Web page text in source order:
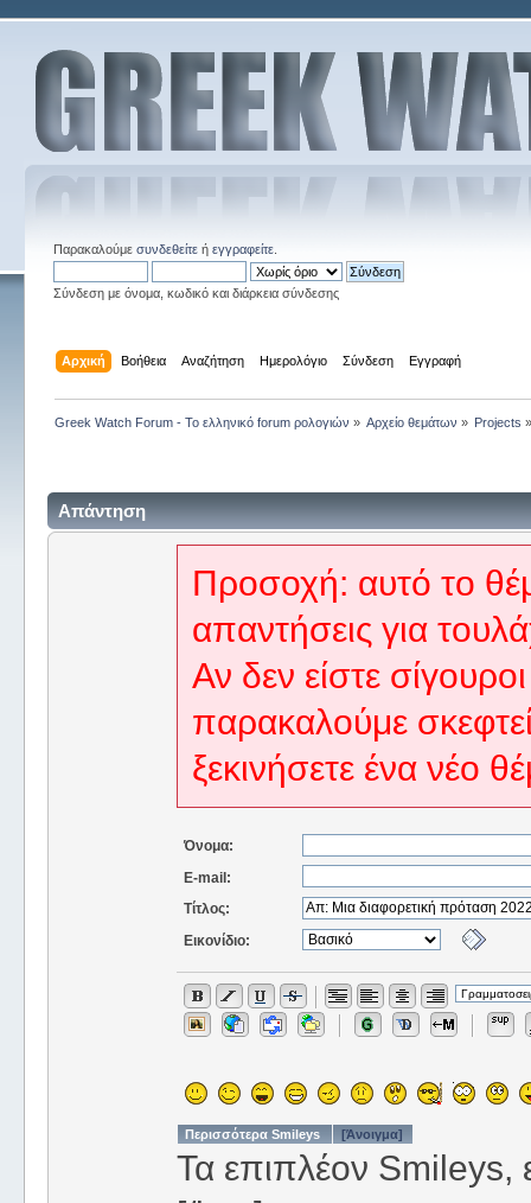
Παρακαλούμε συνδεθείτεή εγγραφείτε.
Σύνδεση με όνομα, κωδικό και διάρκεια σύνδεσης
Αρχική Βοήθεια Αναζήτηση Ημερολόγιο Σύνδεση Εγγραφή
Greek Watch Forum - Το ελληνικό forum ρολογιών » Αρχείο θεμάτων » Projects
Απάντηση
Προσοχή: αυτό το
απαντήσεις για
Αν δεν είστε
παρακαλούμε
ξεκινήσετε ένα νέο
Όνομα:
E-mail:
Τίτλος:
Εικονίδιο:
Περισσότερα Smileys [Άνοιγμα]
Τα επιπλέον Smileys,